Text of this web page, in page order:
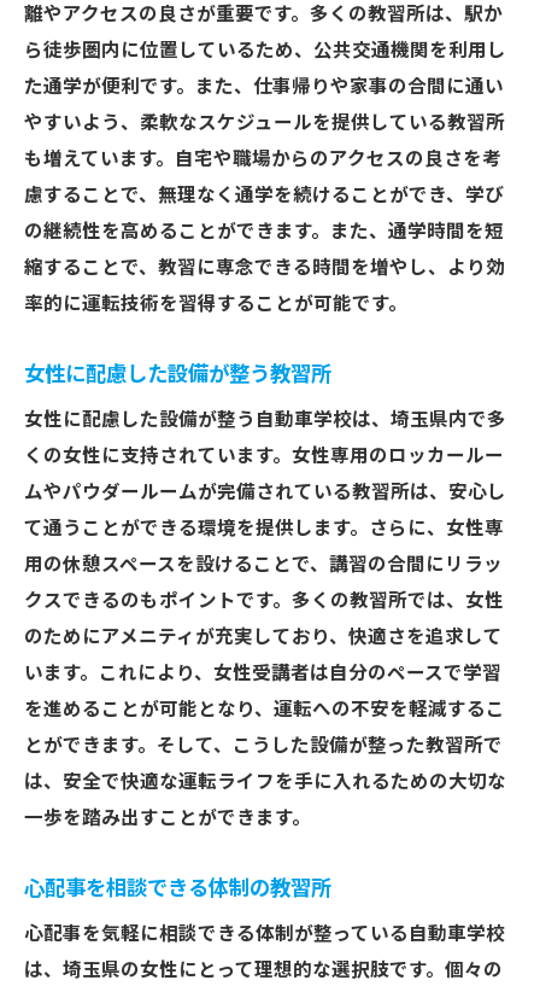
離やアクセスの良さが重要です。多くの教習所は、駅か
ら徒歩圏内に位置しているため、公共交通機関を利用し
た通学が便利です。また、仕事帰りや家事の合間に通い
やすいよう、柔軟なスケジュールを提供している教習所
も増えています。自宅や職場からのアクセスの良さを考
慮することで、無理なく通学を続けることができ、学び
の継続性を高めることができます。また、通学時間を短
縮することで、教習に専念できる時間を増やし、より効
率的に運転技術を習得することが可能です。
女性に配慮した設備が整う教習所
女性に配慮した設備が整う自動車学校は、埼玉県内で多
くの女性に支持されています。女性専用のロッカールー
ムやパウダールームが完備されている教習所は、安心し
て通うことができる環境を提供します。さらに、女性専
用の休憩スペースを設けることで、講習の合間にリラッ
クスできるのもポイントです。多くの教習所では、女性
のためにアメニティが充実しており、快適さを追求して
います。これにより、女性受講者は自分のペースで学習
を進めることが可能となり、運転への不安を軽減するこ
とができます。そして、こうした設備が整った教習所で
は、安全で快適な運転ライフを手に入れるための大切な
一歩を踏み出すことができます。
心配事を相談できる体制の教習所
心配事を気軽に相談できる体制が整っている自動車学校
は、埼玉県の女性にとって理想的な選択肢です。個々の